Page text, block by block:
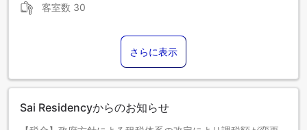
客室数 30
さらに表示
Sai Residencyからのお知らせ